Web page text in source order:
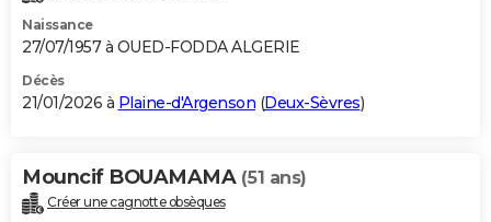
Dictionnaire
Biographies
Citations
Expressions
Proverbes
PROGRAMME TV
S'inscrire
Se connecter
Lycées
Collèges
Primaires
Universités
Entreprises
Service militaire
Avis de recherche
AVIS DE DÉCÈS
Bricolage
Lifestyle
Culture
Sport
Auto
Television
Voyage
Cinema
Naissance
27/07/1957 à OUED-FODDA ALGERIE
Décès
21/01/2026 à Plaine-d'Argenson (Deux-Sèvres)
Mouncif BOUAMAMA (51 ans)
Créer une cagnotte obsèques